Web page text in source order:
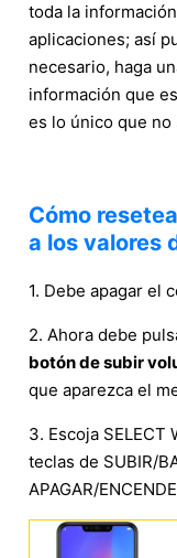
toda la
aplicaciones; así
necesario, haga
información que
es lo único que no
Cómo
a los valores
1. Debe apagar el
2. Ahora debe
botón de subir
que aparezca el
3. Escoja SELECT
teclas de SUBIR/
APAGAR/